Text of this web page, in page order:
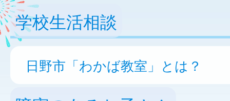
学校生活相談
日野市「わかば教室」とは？